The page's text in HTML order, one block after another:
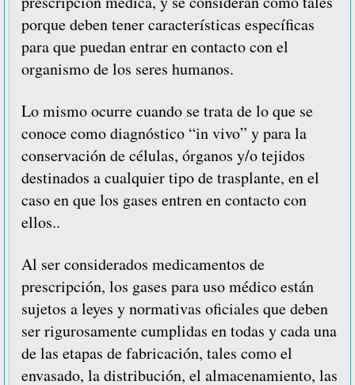
porque deben tener características específicas
para que puedan entrar en contacto con el
organismo de los seres humanos.
Lo mismo ocurre cuando se trata de lo que se
conoce como diagnóstico “in vivo” y para la
conservación de células, órganos y/o tejidos
destinados a cualquier tipo de trasplante, en el
caso en que los gases entren en contacto con
ellos..
Al ser considerados medicamentos de
prescripción, los gases para uso médico están
sujetos a leyes y normativas oficiales que deben
ser rigurosamente cumplidas en todas y cada una
de las etapas de fabricación, tales como el
envasado, la distribución, el almacenamiento, las